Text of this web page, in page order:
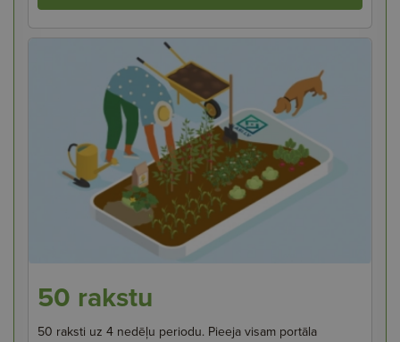
50 rakstu
50 raksti uz 4 nedēļu periodu. Pieeja visam portāla